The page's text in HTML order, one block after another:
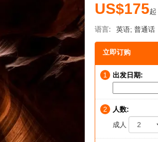
US$175起
语言: 英语; 普通话
立即订购
1 出发日期:
2
人数:
成人